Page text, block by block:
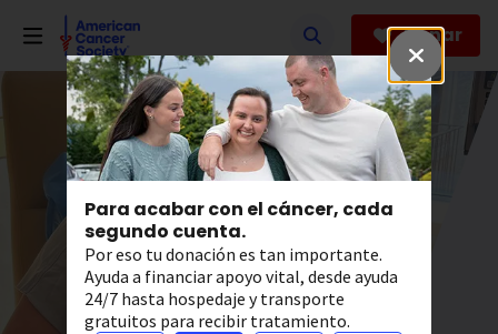
hacia
contenido
Para acabar con el cáncer, cada
segundo cuenta.
Por eso tu donación es tan importante.
Ayuda a financiar apoyo vital, desde ayuda
24/7 hasta hospedaje y transporte
gratuitos para recibir tratamiento.
Donar